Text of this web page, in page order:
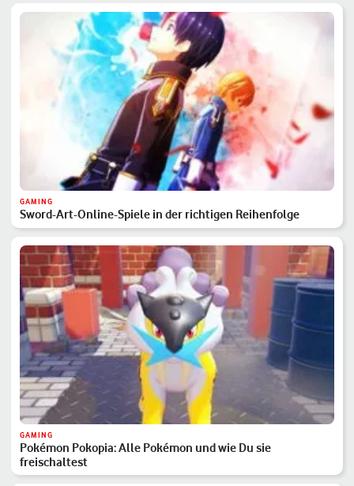
GAMING
Sword-Art-Online-Spiele in der richtigen Reihenfolge
GAMING
Pokémon Pokopia: Alle Pokémon und wie Du sie
freischaltest